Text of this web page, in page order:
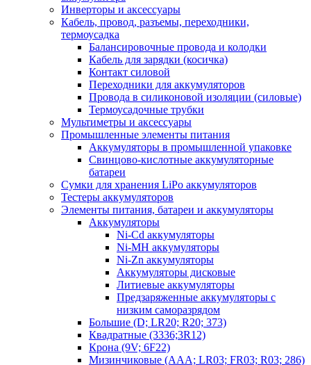
Инверторы и аксессуары
Кабель, провод, разъемы, переходники,
термоусадка
Балансировочные провода и колодки
Кабель для зарядки (косичка)
Контакт силовой
Переходники для аккумуляторов
Провода в силиконовой изоляции (силовые)
Термоусадочные трубки
Мультиметры и аксессуары
Промышленные элементы питания
Аккумуляторы в промышленной упаковке
Свинцово-кислотные аккумуляторные
батареи
Сумки для хранения LiPo аккумуляторов
Тестеры аккумуляторов
Элементы питания, батареи и аккумуляторы
Аккумуляторы
Ni-Cd аккумуляторы
Ni-MH аккумуляторы
Ni-Zn аккумуляторы
Аккумуляторы дисковые
Литиевые аккумуляторы
Предзаряженные аккумуляторы с
низким саморазрядом
Большие (D; LR20; R20; 373)
Квадратные (3336;3R12)
Крона (9V; 6F22)
Мизинчиковые (AAA; LR03; FR03; R03; 286)